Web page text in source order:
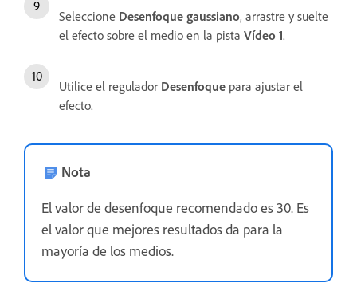
Seleccione Desenfoque gaussiano, arrastre y suelte
el efecto sobre el medio en la pista Vídeo 1.
Utilice el regulador Desenfoque para ajustar el
efecto.
Nota
El valor de desenfoque recomendado es 30. Es
el valor que mejores resultados da para la
mayoría de los medios.